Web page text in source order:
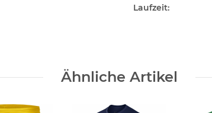
Laufzeit:
Ähnliche Artikel